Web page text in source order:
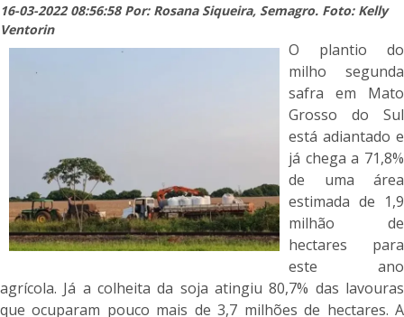
16-03-2022 08:56:58 Por: Rosana Siqueira, Semagro. Foto: Kelly
Ventorin
O plantio do
milho segunda
safra em Mato
Grosso do Sul
está adiantado e
já chega a 71,8%
de uma área
estimada de 1,9
milhão de
hectares para
este ano
agrícola. Já a colheita da soja atingiu 80,7% das lavouras
que ocuparam pouco mais de 3,7 milhões de hectares. A